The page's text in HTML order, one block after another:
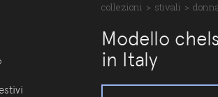
collezioni > stivali >
Modello
in Italy